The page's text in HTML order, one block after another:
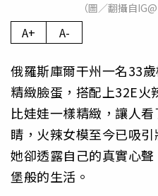
（圖／翻攝自
A+ A-
俄羅斯庫爾干州一名33
精緻臉蛋，搭配上32E火
比娃娃一樣精緻，讓人
睛，火辣女模至今已吸
她卻透露自己的真實心
堡般的生活。